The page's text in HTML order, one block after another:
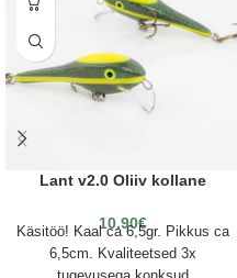
Lant v2.0 Oliiv kollane
10.90€
Käsitöö! Kaal ca 6,5gr. Pikkus ca
6,5cm. Kvaliteetsed 3x